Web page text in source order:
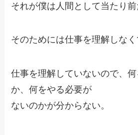
それが僕は人間として当たり前
そのためには仕事を理解しなく
仕事を理解していないので、
か、何をやる必要が
ないのかが分からない。